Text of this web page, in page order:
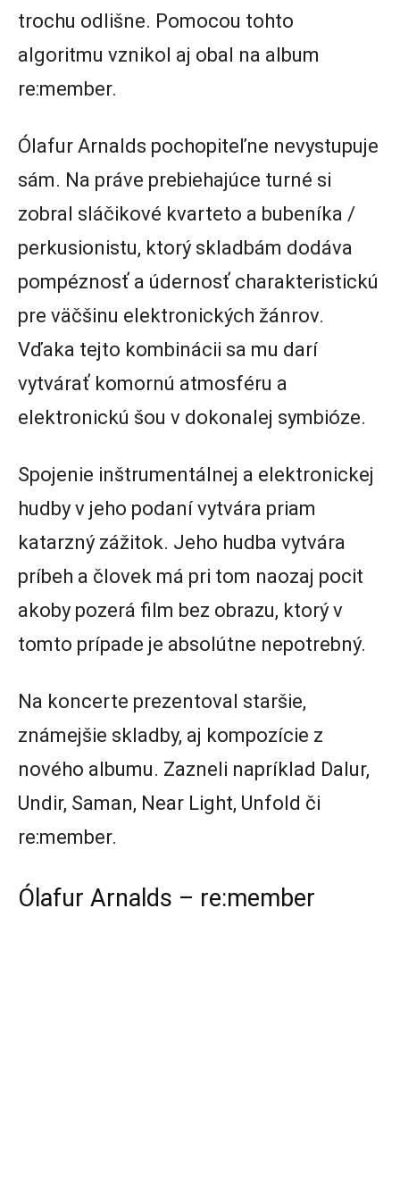
trochu odlišne. Pomocou tohto
algoritmu vznikol aj obal na album
re:member.
Ólafur Arnalds pochopiteľne nevystupuje
sám. Na práve prebiehajúce turné si
zobral sláčikové kvarteto a bubeníka /
perkusionistu, ktorý skladbám dodáva
pompéznosť a údernosť charakteristickú
pre väčšinu elektronických žánrov.
Vďaka tejto kombinácii sa mu darí
vytvárať komornú atmosféru a
elektronickú šou v dokonalej symbióze.
Spojenie inštrumentálnej a elektronickej
hudby v jeho podaní vytvára priam
katarzný zážitok. Jeho hudba vytvára
príbeh a človek má pri tom naozaj pocit
akoby pozerá film bez obrazu, ktorý v
tomto prípade je absolútne nepotrebný.
Na koncerte prezentoval staršie,
známejšie skladby, aj kompozície z
nového albumu. Zazneli napríklad Dalur,
Undir, Saman, Near Light, Unfold či
re:member.
Ólafur Arnalds – re:member